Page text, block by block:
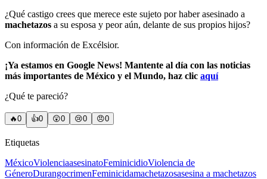
¿Qué castigo crees que merece este sujeto por haber asesinado a
machetazos a su esposa y peor aún, delante de sus propios hijos?
Con información de Excélsior.
¡Ya estamos en Google News! Mantente al día con las noticias
más importantes de México y el Mundo, haz clic aquí
¿Qué te pareció?
🔥0 👍0 😲0 😢0 😠0
Etiquetas
MéxicoViolenciaasesinatoFeminicidioViolencia de
GéneroDurangocrimenFeminicidamachetazosasesina a machetazos